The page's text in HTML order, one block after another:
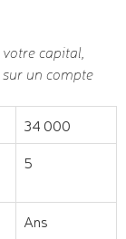
capital,
un compte
34 000
5
Ans